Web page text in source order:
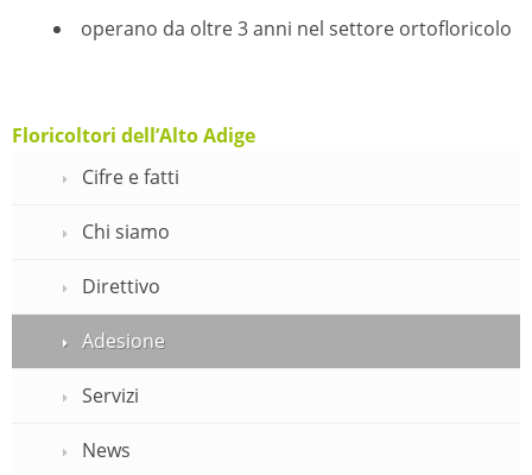
operano da oltre 3 anni nel settore ortofloricolo
Floricoltori dell’Alto Adige
Cifre e fatti
Chi siamo
Direttivo
Adesione
Servizi
News